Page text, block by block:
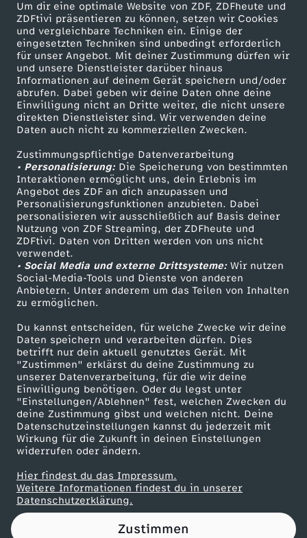
Um dir eine optimale Website von ZDF, ZDFheute und
ZDFtivi präsentieren zu können, setzen wir Cookies
und vergleichbare Techniken ein. Einige der
eingesetzten Techniken sind unbedingt erforderlich
für unser Angebot. Mit deiner Zustimmung dürfen wir
und unsere Dienstleister darüber hinaus
Informationen auf deinem Gerät speichern und/oder
abrufen. Dabei geben wir deine Daten ohne deine
Einwilligung nicht an Dritte weiter, die nicht unsere
direkten Dienstleister sind. Wir verwenden deine
Daten auch nicht zu kommerziellen Zwecken.
Zustimmungspflichtige Datenverarbeitung
• Personalisierung:Die Speicherung von bestimmten
Interaktionen ermöglicht uns, dein Erlebnis im
Angebot des ZDF an dich anzupassen und
Personalisierungsfunktionen anzubieten. Dabei
personalisieren wir ausschließlich auf Basis deiner
Nutzung von ZDF Streaming, der ZDFheute und
ZDFtivi. Daten von Dritten werden von uns nicht
verwendet.
• Social Media und externe Drittsysteme:Wir nutzen
Social-Media-Tools und Dienste von anderen
Anbietern. Unter anderem um das Teilen von Inhalten
zu ermöglichen.
Du kannst entscheiden, für welche Zwecke wir deine
Daten speichern und verarbeiten dürfen. Dies
betrifft nur dein aktuell genutztes Gerät. Mit
"Zustimmen" erklärst du deine Zustimmung zu
unserer Datenverarbeitung, für die wir deine
Einwilligung benötigen. Oder du legst unter
"Einstellungen/Ablehnen" fest, welchen Zwecken du
deine Zustimmung gibst und welchen nicht. Deine
Datenschutzeinstellungen kannst du jederzeit mit
Wirkung für die Zukunft in deinen Einstellungen
widerrufen oder ändern.
Hier findest du das Impressum.
Weitere Informationen findest du in unserer
Datenschutzerklärung.
Zustimmen
a
u
b
e
u
n
d
M
i
s
s
b
r
a
u
c
Mehr ZDF
ZDF-Apps
Smart TV
ZDFtext
Livestreams
Sendungen A-Z
TV-Programm
Service
ZDFmitreden
Kontakt zum ZDF
Tickets
Zuschauerservice
Hilfe
ZDF Unternehmen
Karriere
ZDF goes Schule
Werbefernsehen
Mainzelmännchen
Partner